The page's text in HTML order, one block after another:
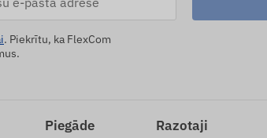
. Piekrītu, ka FlexCom
Piegāde Razotaji